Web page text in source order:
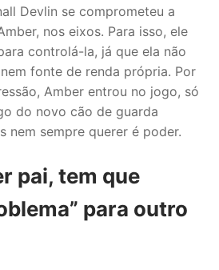
Devlin se comprometeu a
nos eixos. Para isso, ele
controlá-la, já que ela não
fonte de renda própria. Por
Amber entrou no jogo, só
do novo cão de guarda
nem sempre querer é poder.
pai, tem que
para outro